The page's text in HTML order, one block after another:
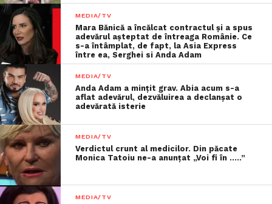
MEDIA/TV
Mara Bănică a încălcat contractul și a spus
adevărul așteptat de întreaga Românie. Ce
s-a întâmplat, de fapt, la Asia Express
între ea, Serghei si Anda Adam
MEDIA/TV
Anda Adam a mințit grav. Abia acum s-a
aflat adevărul, dezvăluirea a declanșat o
adevărată isterie
MEDIA/TV
Verdictul crunt al medicilor. Din păcate
Monica Tatoiu ne-a anunțat „Voi fi în …..”
MEDIA/TV